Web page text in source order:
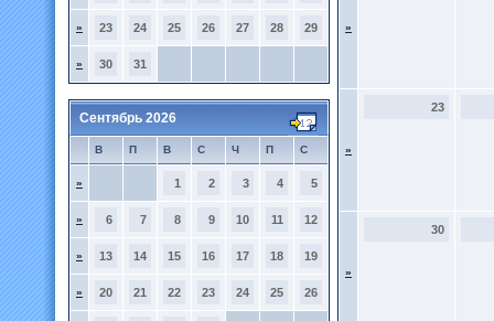
» 23 24 25 26 27 28 29
» 30 31
Сентябрь 2026
В П В С Ч П С
» 1 2 3 4 5
» 6 7 8 9 10 11 12
» 13 14 15 16 17 18 19
» 20 21 22 23 24 25 26
»
»
23
»
30